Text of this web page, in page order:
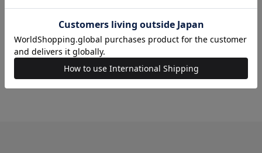
ミシン ソーイングボックス